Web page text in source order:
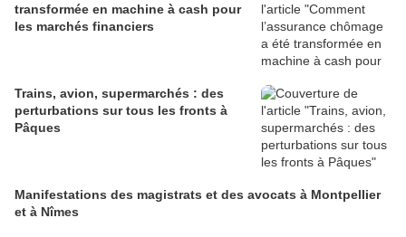
transformée en machine à cash pour
les marchés financiers
Trains, avion, supermarchés : des
perturbations sur tous les fronts à
Pâques
Manifestations des magistrats et des avocats à Montpellier
et à Nîmes